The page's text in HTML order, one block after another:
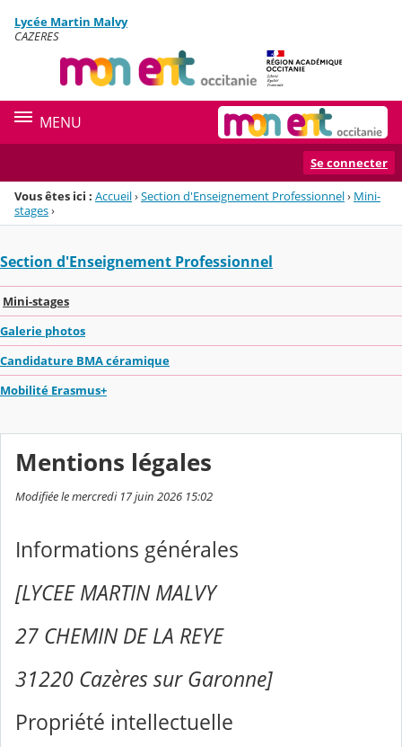
Menu de la rubrique
Contenu
Lycée Martin Malvy
CAZERES
MENU
Se connecter
Vous êtes ici : Accueil›Section d'Enseignement Professionnel› Mini-
stages›
Section d'Enseignement Professionnel
Mini-stages
Galerie photos
Candidature BMA céramique
Mobilité Erasmus+
Mentions légales
Modifiée le mercredi 17 juin 2026 15:02
Informations générales
[LYCEE MARTIN MALVY
27 CHEMIN DE LA REYE
31220 Cazères sur Garonne]
Propriété intellectuelle